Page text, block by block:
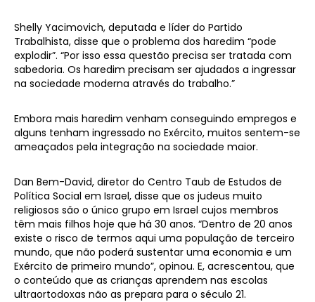
Shelly Yacimovich, deputada e líder do Partido
Trabalhista, disse que o problema dos haredim “pode
explodir”. “Por isso essa questão precisa ser tratada com
sabedoria. Os haredim precisam ser ajudados a ingressar
na sociedade moderna através do trabalho.”
Embora mais haredim venham conseguindo empregos e
alguns tenham ingressado no Exército, muitos sentem-se
ameaçados pela integração na sociedade maior.
Dan Bem-David, diretor do Centro Taub de Estudos de
Política Social em Israel, disse que os judeus muito
religiosos são o único grupo em Israel cujos membros
têm mais filhos hoje que há 30 anos. “Dentro de 20 anos
existe o risco de termos aqui uma população de terceiro
mundo, que não poderá sustentar uma economia e um
Exército de primeiro mundo”, opinou. E, acrescentou, que
o conteúdo que as crianças aprendem nas escolas
ultraortodoxas não as prepara para o século 21.